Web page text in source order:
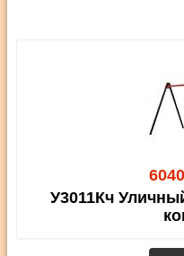
У3011Кч